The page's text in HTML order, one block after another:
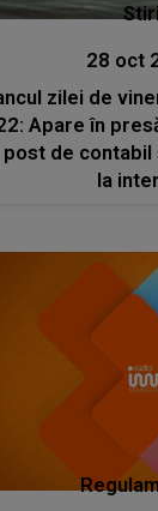
Stiri
28 oct
zilei de
Apare în
post de contabil
la